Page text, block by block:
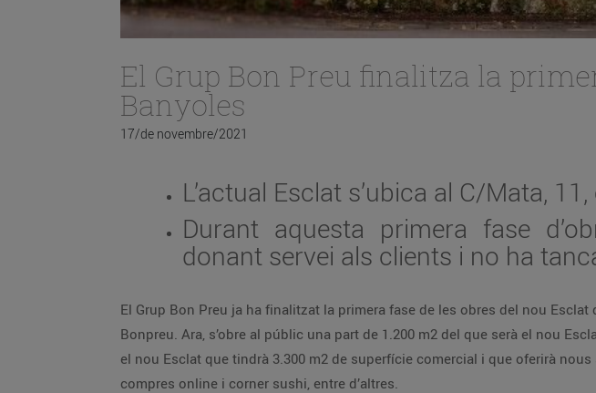
El Grup Bon Preu finalitza la
Banyoles
17/de novembre/2021
L’actual Esclat s’ubica al C/Mata,
Durant aquesta primera fase
donant servei als clients i no ha
El Grup Bon Preu ja ha finalitzat la primera fase de les obres del nou
Bonpreu. Ara, s’obre al públic una part de 1.200 m2 del que serà el nou
el nou Esclat que tindrà 3.300 m2 de superfície comercial i que oferirà
compres online i corner sushi, entre d’altres.